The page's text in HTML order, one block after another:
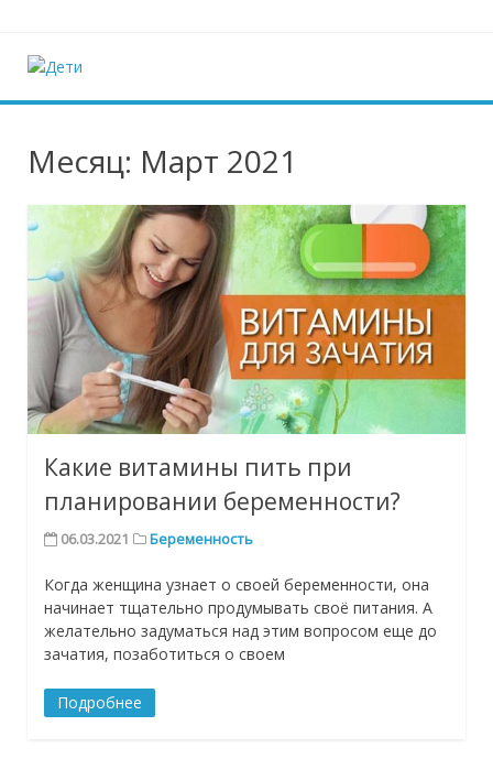
Дети
Месяц: Март 2021
Какие витамины пить при
планировании беременности?
06.03.2021 Беременность
Когда женщина узнает о своей беременности, она
начинает тщательно продумывать своё питания. А
желательно задуматься над этим вопросом еще до
зачатия, позаботиться о своем
Подробнее